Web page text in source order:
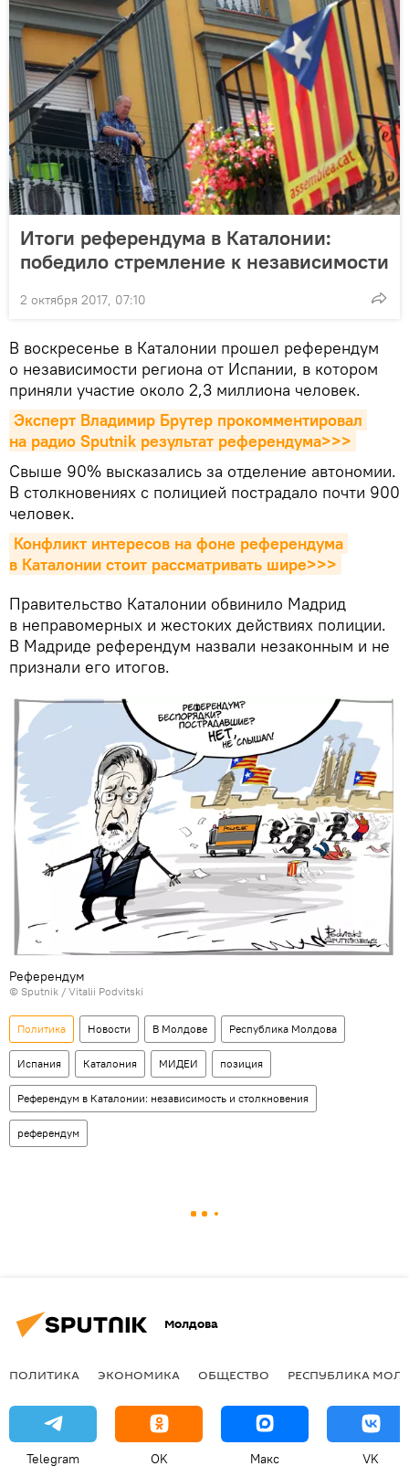
Итоги референдума в Каталонии:
победило стремление к независимости
2 октября 2017, 07:10
В воскресенье в Каталонии прошел референдум
о независимости региона от Испании, в котором
приняли участие около 2,3 миллиона человек.
Эксперт Владимир Брутер прокомментировал
на радио Sputnik результат референдума>>>
Свыше 90% высказались за отделение автономии.
В столкновениях с полицией пострадало почти 900
человек.
Конфликт интересов на фоне референдума
в Каталонии стоит рассматривать шире>>>
Правительство Каталонии обвинило Мадрид
в неправомерных и жестоких действиях полиции.
В Мадриде референдум назвали незаконным и не
признали его итогов.
Референдум
© Sputnik / Vitalii Podvitski
Политика Новости В Молдове Республика Молдова
Испания Каталония МИДЕИ позиция
Референдум в Каталонии: независимость и столкновения
референдум
Молдова
ПОЛИТИКА ЭКОНОМИКА ОБЩЕСТВО РЕСПУБЛИКА
Telegram OK Макс VK